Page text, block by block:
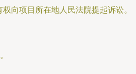
向项目所在地人民法院提起诉讼。